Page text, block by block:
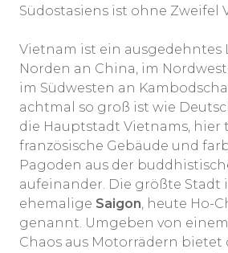
Südostasiens ist ohne Zweifel
Vietnam ist ein ausgedehntes
Norden an China, im
im Südwesten an
achtmal so groß ist wie
die Hauptstadt Vietnams,
französische Gebäude und
Pagoden aus der
aufeinander. Die größte Stadt
ehemalige Saigon, heute Ho-
genannt. Umgeben von
Chaos aus Motorrädern bietet